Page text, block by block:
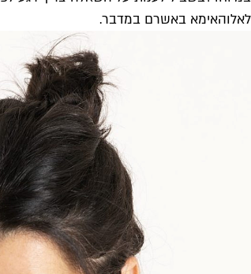
לאלוהאימא באשרם במדבר.